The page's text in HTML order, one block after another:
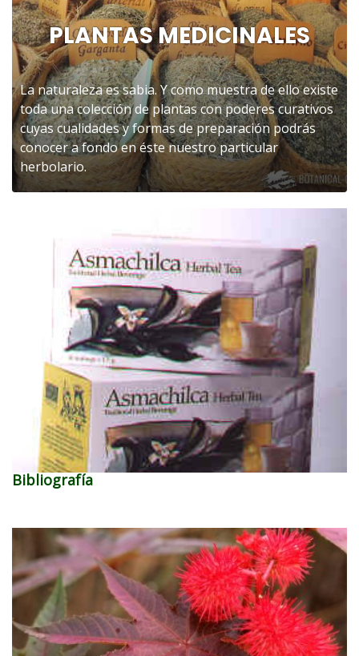
PLANTAS MEDICINALES
La naturaleza es sabia. Y como muestra de ello existe
toda una colección de plantas con poderes curativos
cuyas cualidades y formas de preparación podrás
conocer a fondo en éste nuestro particular
herbolario.
Bibliografía